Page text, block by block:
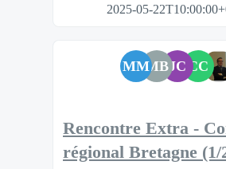
2025-05-
MMMBJC CC
Rencontre Extra -
régional Bretagne (1/